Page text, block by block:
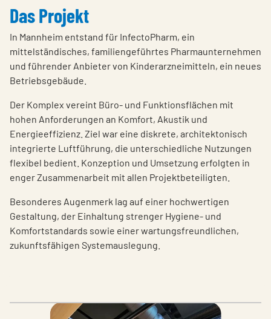
Das Projekt
In Mannheim entstand für InfectoPharm, ein
mittelständisches, familiengeführtes Pharmaunternehmen
und führender Anbieter von Kinderarzneimitteln, ein neues
Betriebsgebäude.
Der Komplex vereint Büro- und Funktionsflächen mit
hohen Anforderungen an Komfort, Akustik und
Energieeffizienz. Ziel war eine diskrete, architektonisch
integrierte Luftführung, die unterschiedliche Nutzungen
flexibel bedient. Konzeption und Umsetzung erfolgten in
enger Zusammenarbeit mit allen Projektbeteiligten.
Besonderes Augenmerk lag auf einer hochwertigen
Gestaltung, der Einhaltung strenger Hygiene- und
Komfortstandards sowie einer wartungsfreundlichen,
zukunftsfähigen Systemauslegung.